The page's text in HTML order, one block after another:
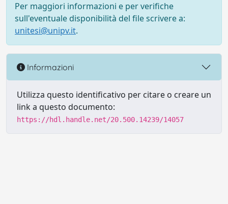
Per maggiori informazioni e per verifiche
sull'eventuale disponibilità del file scrivere a:
unitesi@unipv.it.
Informazioni
Utilizza questo identificativo per citare o creare un
link a questo documento:
https://hdl.handle.net/20.500.14239/14057